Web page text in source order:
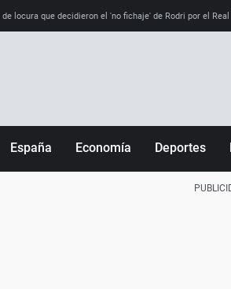
de locura que decidieron el 'no fichaje' de Rodri por el
España Economía Deportes